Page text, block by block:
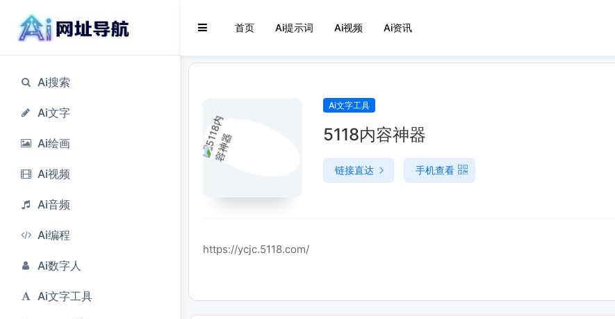
Ai搜索
Ai文字
Ai绘画
Ai视频
Ai音频
Ai编程
Ai数字人
Ai文字工具
首页 Ai提示词 Ai视频 Ai资讯
Ai文字工具
5118内容神器
链接直达 手机查看
https://ycjc.5118.com/